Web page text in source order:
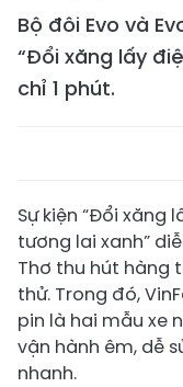
Bộ đôi Evo và
“Đổi xăng lấy
chỉ 1 phút.
Sự kiện “Đổi xăng
tương lai xanh”
Thơ thu hút hàng
thử. Trong đó,
pin là hai mẫu xe
vận hành êm, dễ
nhanh.